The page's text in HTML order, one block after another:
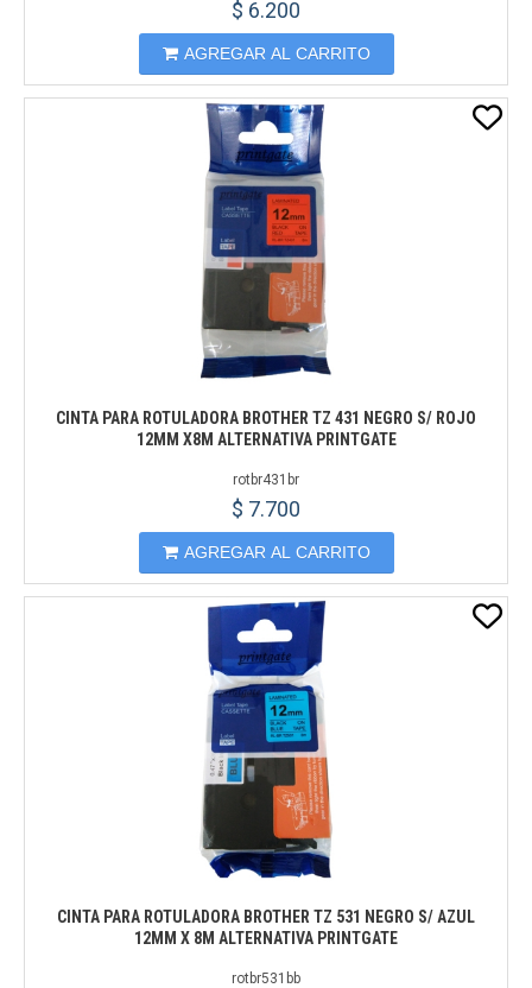
$ 6.200
AGREGAR AL CARRITO
CINTA PARA ROTULADORA BROTHER TZ 431 NEGRO S/ ROJO
12MM X8M ALTERNATIVA PRINTGATE
rotbr431br
$ 7.700
AGREGAR AL CARRITO
CINTA PARA ROTULADORA BROTHER TZ 531 NEGRO S/ AZUL
12MM X 8M ALTERNATIVA PRINTGATE
rotbr531bb